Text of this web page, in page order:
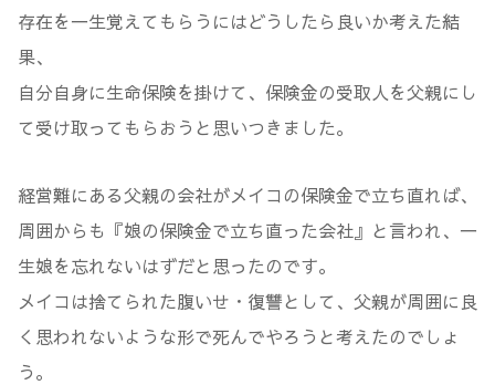
存在を一生覚えてもらうにはどうしたら良いか考えた結
果、
自分自身に生命保険を掛けて、保険金の受取人を父親にし
て受け取ってもらおうと思いつきました。
経営難にある父親の会社がメイコの保険金で立ち直れば、
周囲からも『娘の保険金で立ち直った会社』と言われ、一
生娘を忘れないはずだと思ったのです。
メイコは捨てられた腹いせ・復讐として、父親が周囲に良
く思われないような形で死んでやろうと考えたのでしょ
う。